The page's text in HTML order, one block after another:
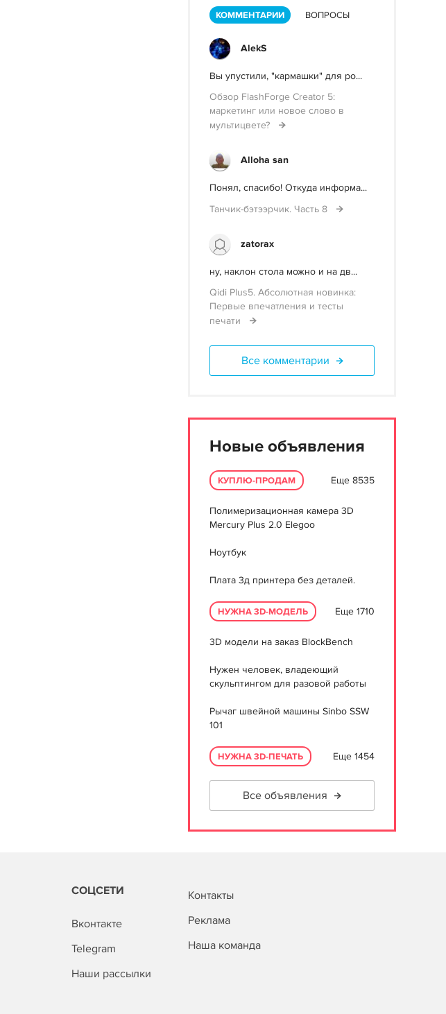
КОММЕНТАРИИ ВОПРОСЫ
AlekS
Вы упустили, "кармашки" для po...
Обзор FlashForge Creator 5:
маркетинг или новое слово в
мультицвете?
Alloha san
Понял, спасибо! Откуда информа...
Танчик-бэтээрчик. Часть 8
zatorax
ну, наклон стола можно и на дв...
Qidi Plus5. Абсолютная новинка:
Первые впечатления и тесты
печати
Все комментарии
Новые объявления
КУПЛЮ-ПРОДАМ Еще 8535
Полимеризационная камера 3D
Mercury Plus 2.0 Elegoo
Ноутбук
Плата 3д принтера без деталей.
НУЖНА 3D-МОДЕЛЬ Еще 1710
3D модели на заказ BlockBench
Нужен человек, владеющий
скульптингом для разовой работы
Рычаг швейной машины Sinbo SSW
101
НУЖНА 3D-ПЕЧАТЬ Еще 1454
Все объявления
СОЦСЕТИ
Вконтакте
Telegram
Наши рассылки
Контакты
Реклама
Наша команда